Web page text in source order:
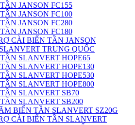
JANSON FC155
JANSON FC100
JANSON FC280
JANSON FC180
CÀI BIẾN TẦN JANSON
TRUNG QUỐC
SLANVERT HOPE65
SLANVERT HOPE130
SLANVERT HOPE530
SLANVERT HOPE800
SLANVERT SB70
SLANVERT SB200
BIẾN TẦN SLANVERT SZ20G
CÀI BIẾN TẦN SLANVERT